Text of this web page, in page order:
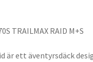
TRAILMAX RAID M+S
är ett äventyrsdäck